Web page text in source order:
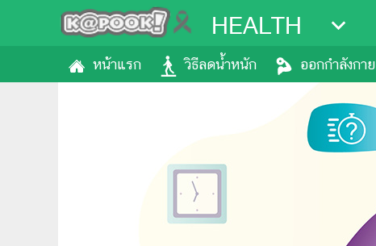
HEALTH
หน้าแรก วิธีลดน้ำหนัก ออกกำลังกาย